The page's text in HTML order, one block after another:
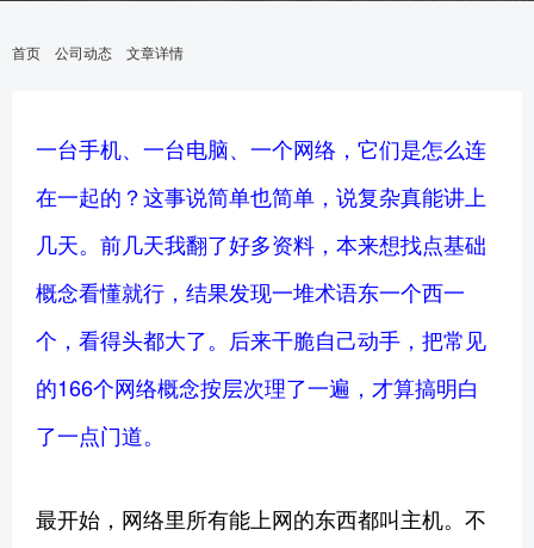
首页 公司动态 文章详情
一台手机、一台电脑、一个网络，它们是怎么连
在一起的？这事说简单也简单，说复杂真能讲上
几天。前几天我翻了好多资料，本来想找点基础
概念看懂就行，结果发现一堆术语东一个西一
个，看得头都大了。后来干脆自己动手，把常见
的166个网络概念按层次理了一遍，才算搞明白
了一点门道。
最开始，网络里所有能上网的东西都叫主机。不